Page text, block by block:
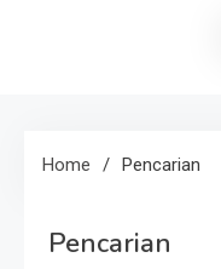
Home Pencarian
Pencarian